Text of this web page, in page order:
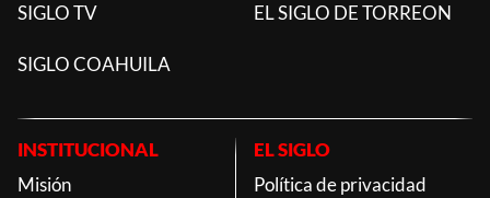
SIGLO TV EL SIGLO DE TORREON
SIGLO COAHUILA
INSTITUCIONAL
Misión
EL SIGLO
Política de privacidad